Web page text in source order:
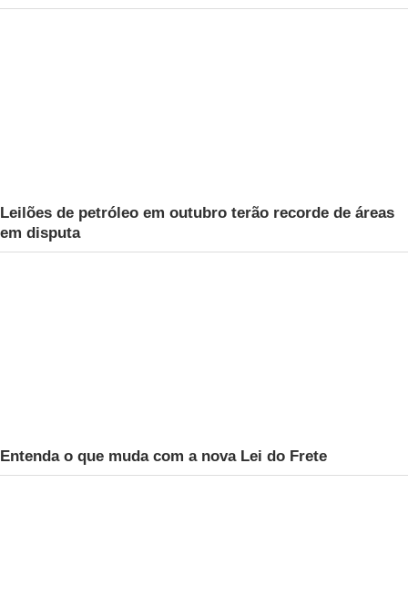
Leilões de petróleo em outubro terão recorde de áreas
em disputa
Entenda o que muda com a nova Lei do Frete